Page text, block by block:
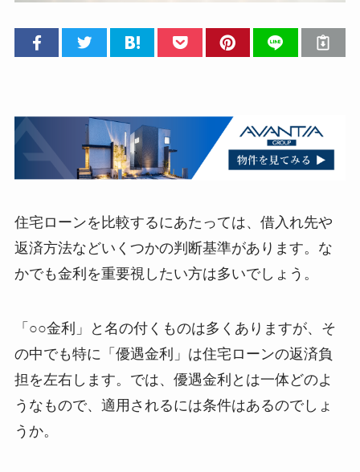
住宅ローンを比較するにあたっては、借入れ先や
返済方法などいくつかの判断基準があります。な
かでも金利を重要視したい方は多いでしょう。
「○○金利」と名の付くものは多くありますが、そ
の中でも特に「優遇金利」は住宅ローンの返済負
担を左右します。では、優遇金利とは一体どのよ
うなもので、適用されるには条件はあるのでしょ
うか。